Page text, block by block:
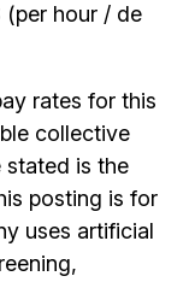
(per hour / de
rates for this
collective
stated is the
posting is for
uses artificial